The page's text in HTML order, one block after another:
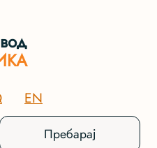
EN
Пребарај